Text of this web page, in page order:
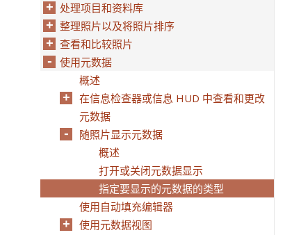
处理项目和资料库
整理照片以及将照片排序
查看和比较照片
使用元数据
概述
在信息检查器或信息 HUD 中查看和更改
元数据
随照片显示元数据
概述
打开或关闭元数据显示
指定要显示的元数据的类型
使用自动填充编辑器
使用元数据视图